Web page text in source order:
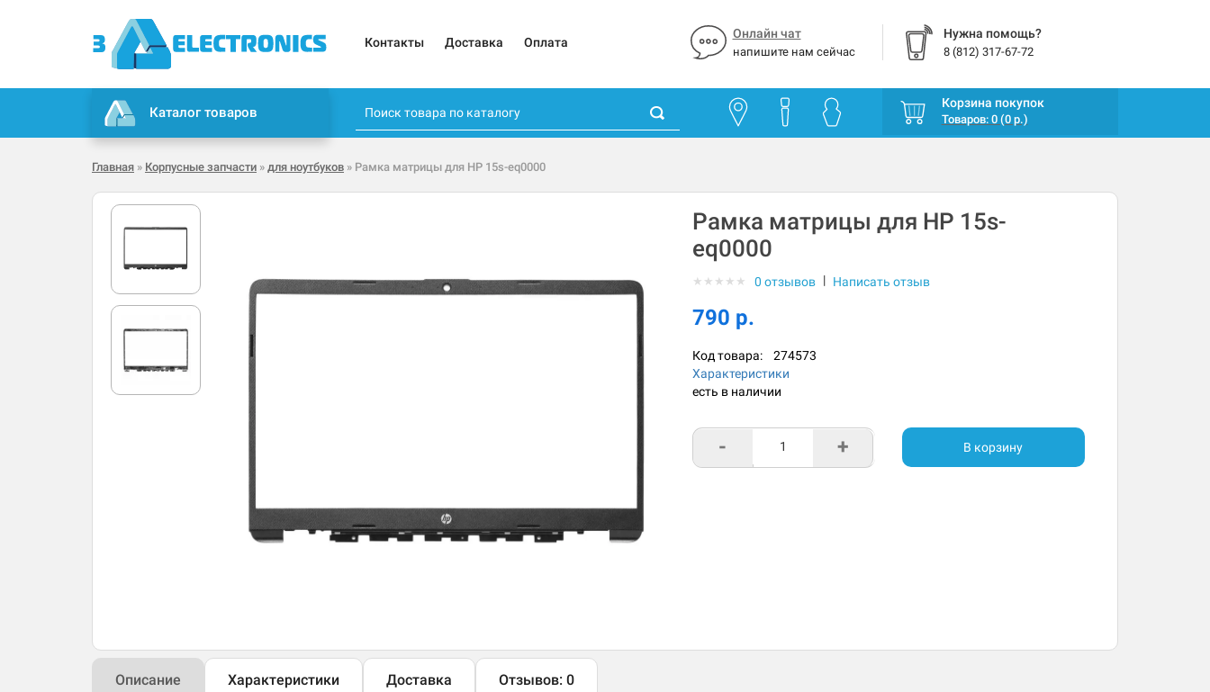
Контакты Доставка Оплата
Онлайн чат
напишите нам сейчас
Нужна помощь?
8 (812) 317-67-72
Каталог товаров
Корзина покупок
Товаров: 0 (0 р.)
Главная » Корпусные запчасти » для ноутбуков » Рамка матрицы для HP 15s-eq0000
Рамка матрицы для HP 15s-
eq0000
★ ★ ★ ★ ★ 0 отзывов | Написать отзыв
790 р.
Код товара: 274573
Характеристики
есть в наличии
- + В корзину
Описание Характеристики Доставка Отзывов: 0